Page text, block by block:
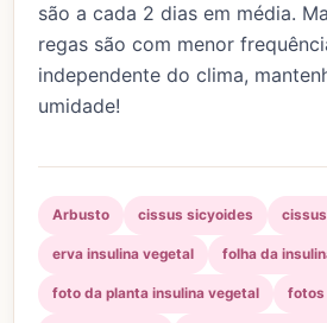
são a cada 2 dias em média.
regas são com menor
independente do clima,
umidade!
Arbusto cissus sicyoides
erva insulina vegetal folha da
foto da planta insulina vegetal fotos